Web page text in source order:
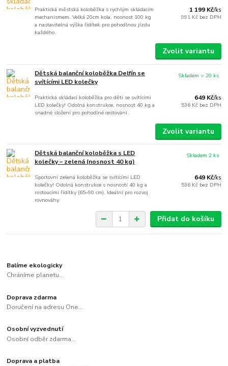
Praktická městská koloběžka s rychlým skládacím
mechanismem. Velká 20cm kola, nosnost 100 kg
a nastavitelná výška řídítek pro pohodlnou jízdu
každého.
1 199 Kč/ks
991 Kč bez DPH
Zvolit variantu
Dětská balanční koloběžka Delfín se
svítícími LED kolečky
Praktická skládací koloběžka pro děti se svítícími
LED kolečky! Odolná konstrukce, nosnost 40 kg a
snadné složení pro pohodlné cestování.
649 Kč/ks
536 Kč bez DPH
Skladem > 20 ks
Zvolit variantu
Dětská balanční koloběžka s LED
kolečky – zelená (nosnost 40 kg)
Sportovní zelená koloběžka se svítícími LED
kolečky! Odolná konstrukce s nosností 40 kg a
rostoucími řídítky (65–90 cm). Ideální pro rozvoj
rovnováhy.
649 Kč/ks
536 Kč bez DPH
Skladem 2 ks
Přidat do košíku
Balíme ekologicky
Chráníme planetu...
Doprava zdarma
Doručení na adresu One...
Osobní vyzvednutí
Osobní odběr zdarma...
Doprava a platba